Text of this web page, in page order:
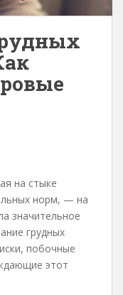
на стыке
норм, — на
значительное
грудных
побочные
этот